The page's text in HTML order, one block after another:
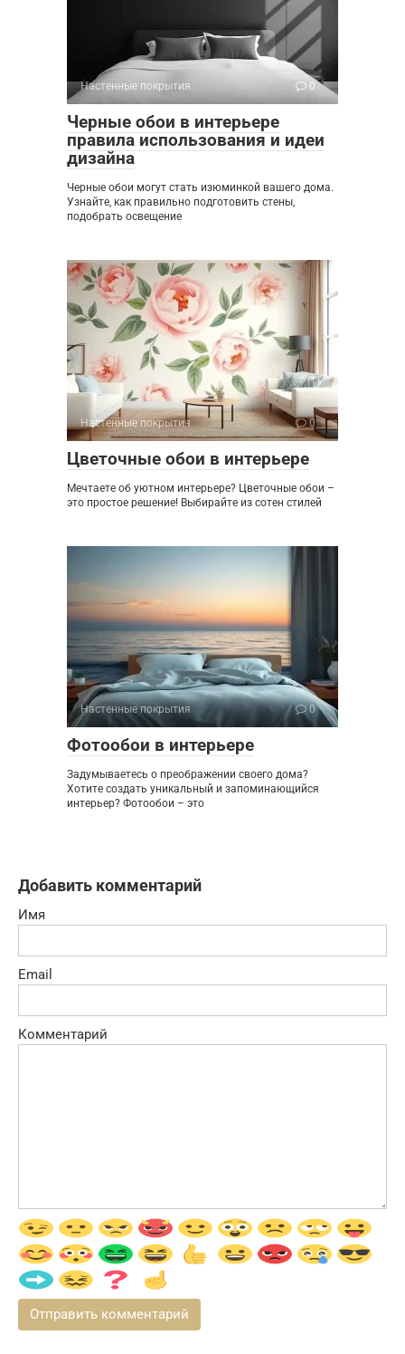
Настенные покрытия 0
Черные обои в интерьере
правила использования и идеи
дизайна
Черные обои могут стать изюминкой вашего дома.
Узнайте, как правильно подготовить стены,
подобрать освещение
Настенные покрытия 0
Цветочные обои в интерьере
Мечтаете об уютном интерьере? Цветочные обои –
это простое решение! Выбирайте из сотен стилей
Настенные покрытия 0
Фотообои в интерьере
Задумываетесь о преображении своего дома?
Хотите создать уникальный и запоминающийся
интерьер? Фотообои – это
Добавить комментарий
Имя
Email
Комментарий